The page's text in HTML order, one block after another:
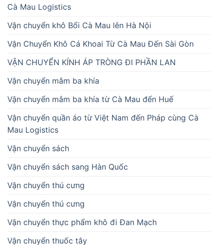
Cà Mau Logistics
Vận chuyển khô Bổi Cà Mau lên Hà Nội
Vận Chuyển Khô Cá Khoai Từ Cà Mau Đến Sài Gòn
VẬN CHUYỂN KÍNH ÁP TRÒNG ĐI PHẦN LAN
Vận chuyển mắm ba khía
Vận chuyển mắm ba khía từ Cà Mau đến Huế
Vận chuyển quần áo từ Việt Nam đến Pháp cùng Cà
Mau Logistics
Vận chuyển sách
Vận chuyển sách sang Hàn Quốc
Vận chuyển thú cưng
Vận chuyển thú cưng
Vận chuyển thực phẩm khô đi Đan Mạch
Vận chuyển thuốc tây